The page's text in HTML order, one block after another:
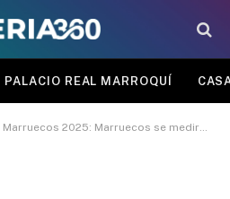
PALACIO REAL MARROQUÍ
2025: Marruecos se medirá a Nigeria en las semifinales tras victorias contundentes en cuartos